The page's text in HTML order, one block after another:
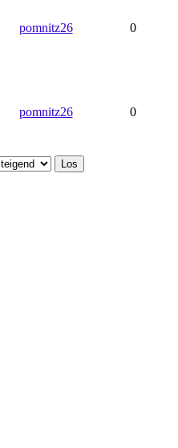
pomnitz26 0
pomnitz26 0